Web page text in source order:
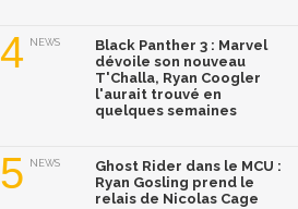
4 NEWS
Black Panther 3 : Marvel
dévoile son nouveau
T'Challa, Ryan Coogler
l'aurait trouvé en
quelques semaines
5 NEWS
Ghost Rider dans le MCU :
Ryan Gosling prend le
relais de Nicolas Cage